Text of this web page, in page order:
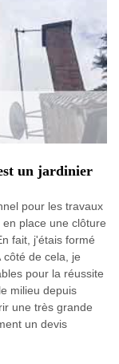
un jardinier
pour les travaux
place une clôture
fait, j'étais formé
de cela, je
pour la réussite
milieu depuis
une très grande
un devis